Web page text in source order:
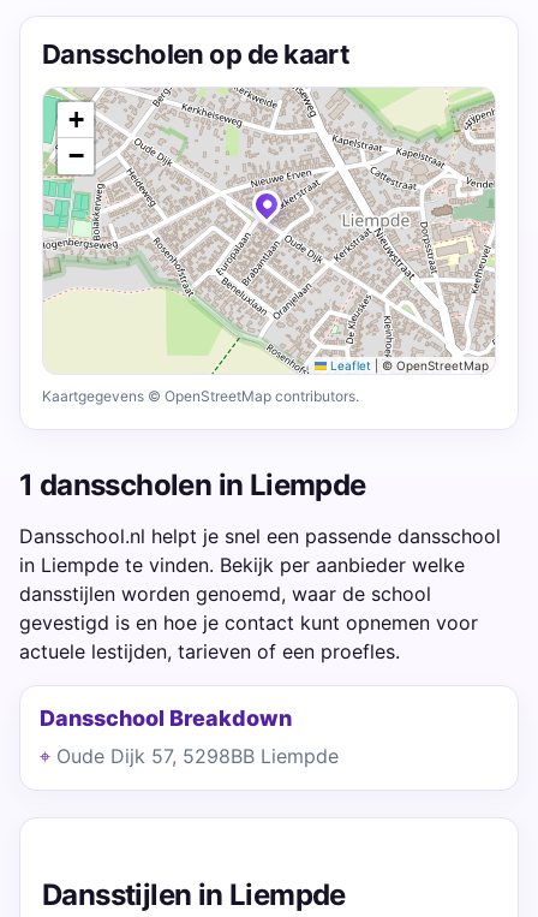
Dansscholen op de kaart
+
−
Leaflet © OpenStreetMap
Kaartgegevens © OpenStreetMap contributors.
1 dansscholen in Liempde
Dansschool.nl helpt je snel een passende dansschool
in Liempde te vinden. Bekijk per aanbieder welke
dansstijlen worden genoemd, waar de school
gevestigd is en hoe je contact kunt opnemen voor
actuele lestijden, tarieven of een proefles.
Dansschool Breakdown
Oude Dijk 57, 5298BB Liempde
Dansstijlen in Liempde